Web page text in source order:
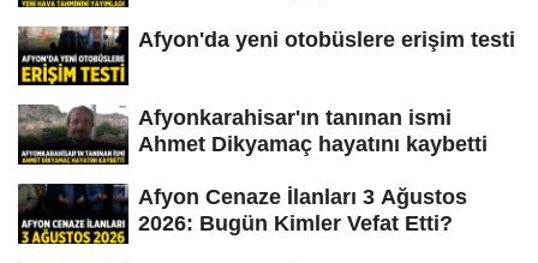
Afyon'da yeni otobüslere erişim testi
Afyonkarahisar'ın tanınan ismi
Ahmet Dikyamaç hayatını kaybetti
Afyon Cenaze İlanları 3 Ağustos
2026: Bugün Kimler Vefat Etti?